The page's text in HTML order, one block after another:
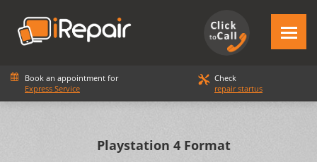
Book an appointment for
Express Service
Check
repair startus
Playstation 4 Format